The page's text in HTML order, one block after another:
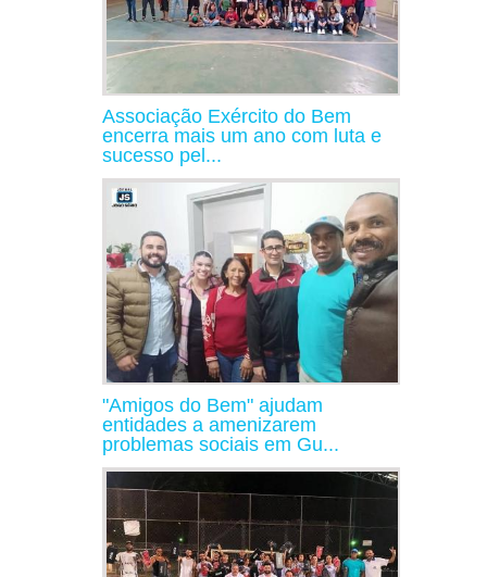
Associação Exército do Bem
encerra mais um ano com luta e
sucesso pel...
"Amigos do Bem" ajudam
entidades a amenizarem
problemas sociais em Gu...